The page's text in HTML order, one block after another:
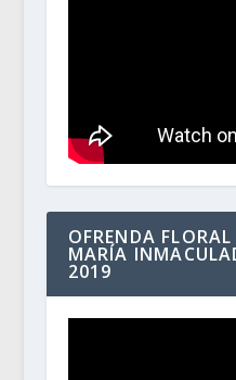
OFRENDA
MARÍA
2019